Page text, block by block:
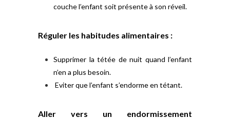
couche l’enfant soit présente à son réveil.
Réguler les habitudes alimentaires :
Supprimer la tétée de nuit quand l’enfant
n’en a plus besoin.
Eviter que l’enfant s’endorme en tétant.
Aller vers un endormissement